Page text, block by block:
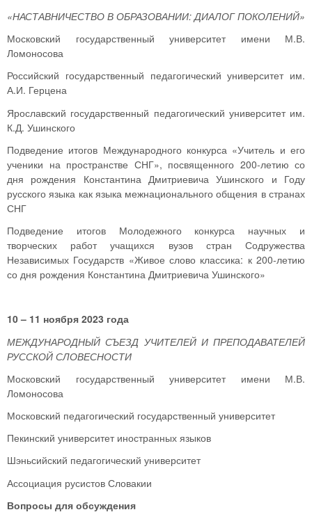
«НАСТАВНИЧЕСТВО В ОБРАЗОВАНИИ: ДИАЛОГ ПОКОЛЕНИЙ»
Московский государственный университет имени М.В.
Ломоносова
Российский государственный педагогический университет им.
А.И. Герцена
Ярославский государственный педагогический университет им.
К.Д. Ушинского
Подведение итогов Международного конкурса «Учитель и его
ученики на пространстве СНГ», посвященного 200-летию со
дня рождения Константина Дмитриевича Ушинского и Году
русского языка как языка межнационального общения в странах
СНГ
Подведение итогов Молодежного конкурса научных и
творческих работ учащихся вузов стран Содружества
Независимых Государств «Живое слово классика: к 200-летию
со дня рождения Константина Дмитриевича Ушинского»
10 – 11 ноября 2023 года
МЕЖДУНАРОДНЫЙ СЪЕЗД УЧИТЕЛЕЙ И ПРЕПОДАВАТЕЛЕЙ
РУССКОЙ СЛОВЕСНОСТИ
Московский государственный университет имени М.В.
Ломоносова
Московский педагогический государственный университет
Пекинский университет иностранных языков
Шэньсийский педагогический университет
Ассоциация русистов Словакии
Вопросы для обсуждения